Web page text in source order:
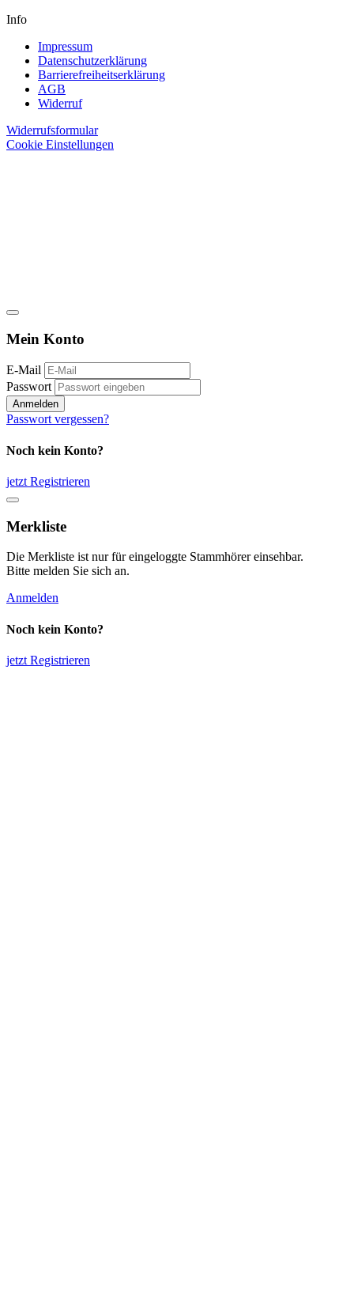
Info
Impressum
Datenschutzerklärung
Barrierefreiheitserklärung
AGB
Widerruf
Widerrufsformular
Cookie Einstellungen
Mein Konto
E-Mail
Passwort
Anmelden
Passwort vergessen?
Noch kein Konto?
jetzt Registrieren
Merkliste
Die Merkliste ist nur für eingeloggte Stammhörer einsehbar.
Bitte melden Sie sich an.
Anmelden
Noch kein Konto?
jetzt Registrieren